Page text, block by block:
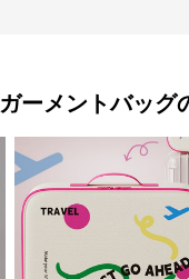
ガーメントバッグ